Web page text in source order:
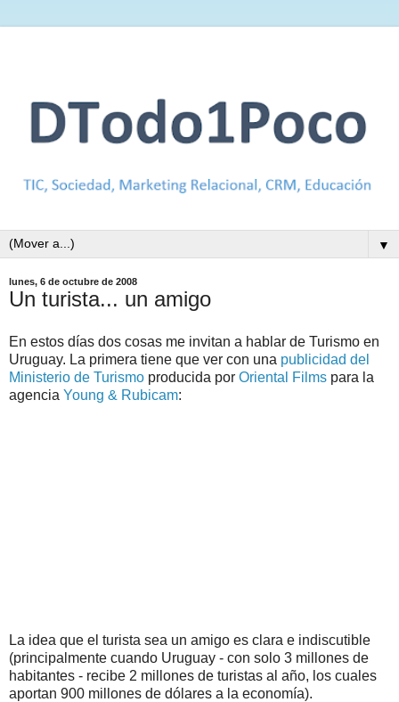
▼
lunes, 6 de octubre de 2008
Un turista... un amigo
En estos días dos cosas me invitan a hablar de Turismo en
Uruguay. La primera tiene que ver con una publicidad del
Ministerio de Turismo producida por Oriental Films para la
agencia Young & Rubicam:
La idea que el turista sea un amigo es clara e indiscutible
(principalmente cuando Uruguay - con solo 3 millones de
habitantes - recibe 2 millones de turistas al año, los cuales
aportan 900 millones de dólares a la economía).